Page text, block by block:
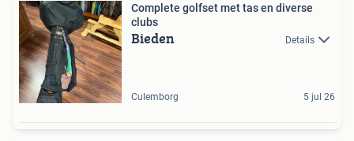
Complete golfset met tas en diverse
clubs
Bieden Details
Culemborg 5 jul 26